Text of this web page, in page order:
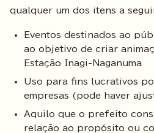
qualquer um dos itens a
Eventos destinados ao
ao objetivo de criar
Estação Inagi-Naganuma
Uso para fins lucrativos
empresas (pode haver
Aquilo que o prefeito
relação ao propósito ou